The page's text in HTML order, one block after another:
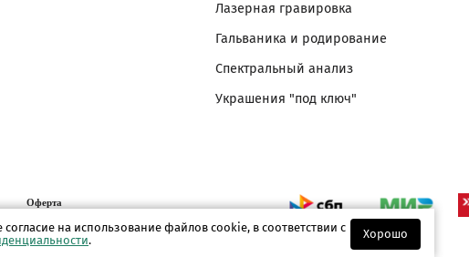
Лазерная гравировка
Гальваника и родирование
Спектральный анализ
Украшения "под ключ"
Оферта
Политика конфиденциальности
на использование файлов cookie, в соответствии с
. Хорошо